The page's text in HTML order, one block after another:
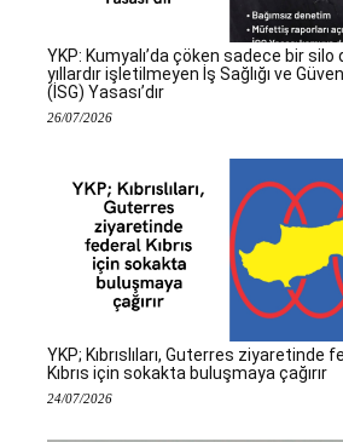
YKP: Kumyalı’da çöken sadece bir silo
yıllardır işletilmeyen İş Sağlığı ve
(İSG) Yasası’dır
26/07/2026
YKP; Kıbrıslıları, Guterres ziyaretinde
Kıbrıs için sokakta buluşmaya çağırır
24/07/2026